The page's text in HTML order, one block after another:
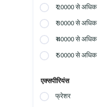
₹ 20000 से अधिक
₹ 30000 से अधिक
₹ 40000 से अधिक
₹ 50000 से अधिक
एक्सपीरियंस
फ्रेशर